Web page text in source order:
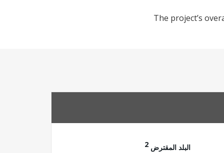
The project’s
البلد المقترض 2